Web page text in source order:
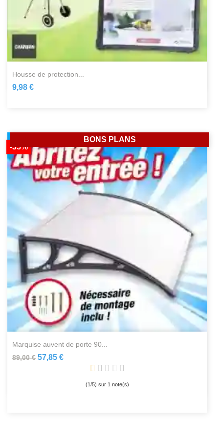
housse de protection...
9,98 €
marquise auvent de porte 90...
89,00 €
-35%
57,85 €
(1/5) sur 1note(s)
BONS PLANS